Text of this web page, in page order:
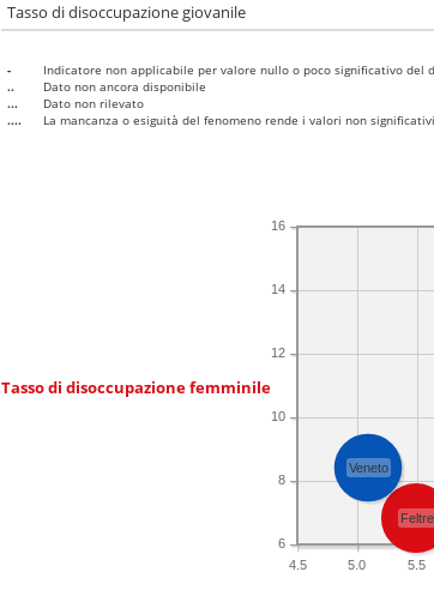
Tasso di disoccupazione giovanile
-
Indicatore non applicabile per valore nullo o poco significativo del
..
Dato non ancora disponibile
...
Dato non rilevato
....
La mancanza o esiguità del fenomeno rende i valori non significativi
Tasso di disoccupazione femminile
4.5 5.0 5.5
6
8
10
12
14
16
Feltre
Veneto